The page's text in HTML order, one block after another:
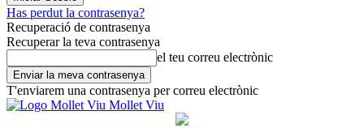
Has perdut la contrasenya?
Recuperació de contrasenya
Recuperar la teva contrasenya
el teu correu electrònic
T'enviarem una contrasenya per correu electrònic
Mollet Viu